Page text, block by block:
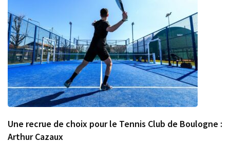
Une recrue de choix pour le Tennis Club de Boulogne :
Arthur Cazaux